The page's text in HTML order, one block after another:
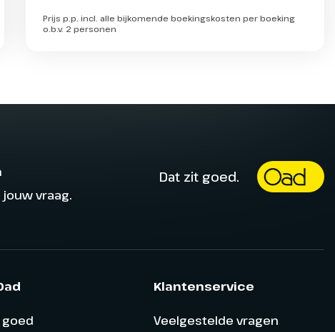
Prijs p.p. incl. alle bijkomende boekingskosten per boeking
o.b.v. 2 personen
vraag.
Dat zit goed.
goed
Klantenservice
Veelgestelde vragen